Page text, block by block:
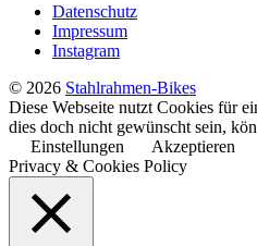
Datenschutz
Impressum
Instagram
© 2026 Stahlrahmen-Bikes
Diese Webseite nutzt Cookies für
dies doch nicht gewünscht sein,
Einstellungen
Akzeptieren
Privacy & Cookies Policy